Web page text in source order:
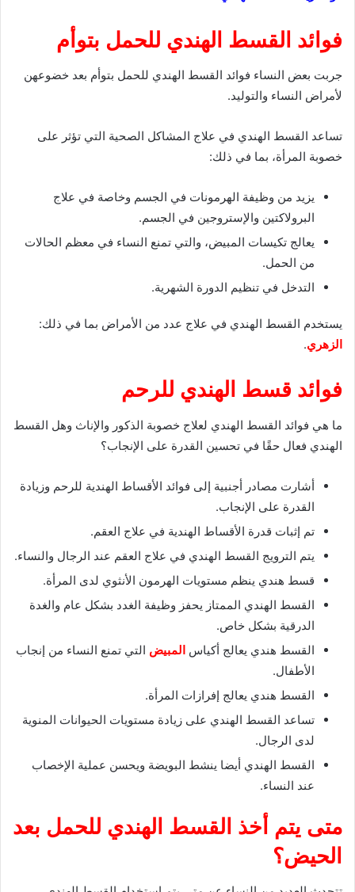
فوائد القسط الهندي للحمل بتوأم
جربت بعض النساء فوائد القسط الهندي للحمل بتوأم بعد خضوعهن
لأمراض النساء والتوليد.
تساعد القسط الهندي في علاج المشاكل الصحية التي تؤثر على
خصوبة المرأة، بما في ذلك:
يزيد من وظيفة الهرمونات في الجسم وخاصة في علاج
البرولاكتين والإستروجين في الجسم.
يعالج تكيسات المبيض، والتي تمنع النساء في معظم الحالات
من الحمل.
التدخل في تنظيم الدورة الشهرية.
يستخدم القسط الهندي في علاج عدد من الأمراض بما في ذلك:
الزهري.
فوائد قسط الهندي للرحم
ما هي فوائد القسط الهندي لعلاج خصوبة الذكور والإناث وهل القسط
الهندي فعال حقًا في تحسين القدرة على الإنجاب؟
أشارت مصادر أجنبية إلى فوائد الأقساط الهندية للرحم وزيادة
القدرة على الإنجاب.
تم إثبات قدرة الأقساط الهندية في علاج العقم.
يتم الترويج القسط الهندي في علاج العقم عند الرجال والنساء.
قسط هندي ينظم مستويات الهرمون الأنثوي لدى المرأة.
القسط الهندي الممتاز يحفز وظيفة الغدد بشكل عام والغدة
الدرقية بشكل خاص.
القسط هندي يعالج أكياس المبيض التي تمنع النساء من إنجاب
الأطفال.
القسط هندي يعالج إفرازات المرأة.
تساعد القسط الهندي على زيادة مستويات الحيوانات المنوية
لدى الرجال.
القسط الهندي أيضا ينشط البويضة ويحسن عملية الإخصاب
عند النساء.
متى يتم أخذ القسط الهندي للحمل بعد
الحيض؟